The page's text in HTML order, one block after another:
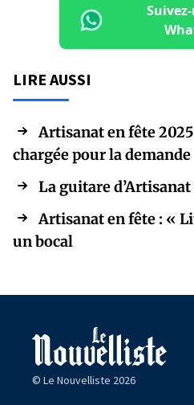
LIRE AUSSI
Artisanat en fête
chargée pour la demande
La guitare
Artisanat en fête : «
un bocal
© Le Nouvelliste 2026